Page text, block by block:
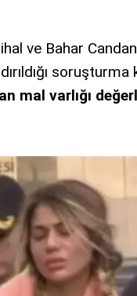
ve Bahar
soruşturma
mal varlığı